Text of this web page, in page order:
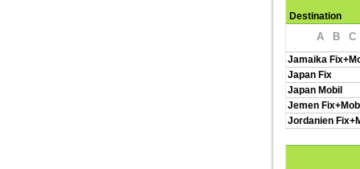
Destination
A B C
Jamaika
Japan Fix
Japan Mobil
Jemen
Jordanien